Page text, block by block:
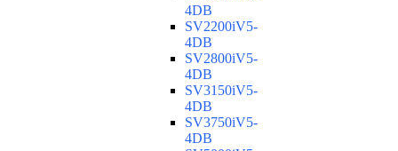
4DB
SV2200iV5-
4DB
SV2800iV5-
4DB
SV3150iV5-
4DB
SV3750iV5-
4DB